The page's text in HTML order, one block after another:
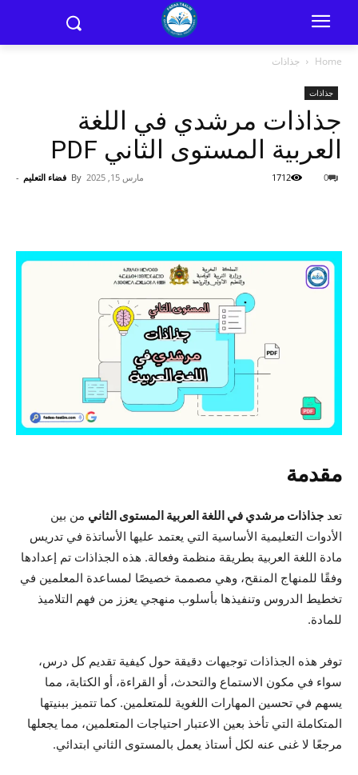
Home جذاذات
جذاذات
جذاذات مرشدي في اللغة
العربية المستوى الثاني PDF
By فضاء التعليم - مارس 15, 2025 0
1712
مقدمة
تعد جذاذات مرشدي في اللغة العربية المستوى الثاني من بين
الأدوات التعليمية الأساسية التي يعتمد عليها الأساتذة في تدريس
مادة اللغة العربية بطريقة منظمة وفعالة. هذه الجذاذات تم إعدادها
وفقًا للمنهاج المنقح، وهي مصممة خصيصًا لمساعدة المعلمين في
تخطيط الدروس وتنفيذها بأسلوب منهجي يعزز من فهم التلاميذ
للمادة.
توفر هذه الجذاذات توجيهات دقيقة حول كيفية تقديم كل درس،
سواء في مكون الاستماع والتحدث، أو القراءة، أو الكتابة، مما
يسهم في تحسين المهارات اللغوية للمتعلمين. كما تتميز ببنيتها
المتكاملة التي تأخذ بعين الاعتبار احتياجات المتعلمين، مما يجعلها
مرجعًا لا غنى عنه لكل أستاذ يعمل بالمستوى الثاني ابتدائي.